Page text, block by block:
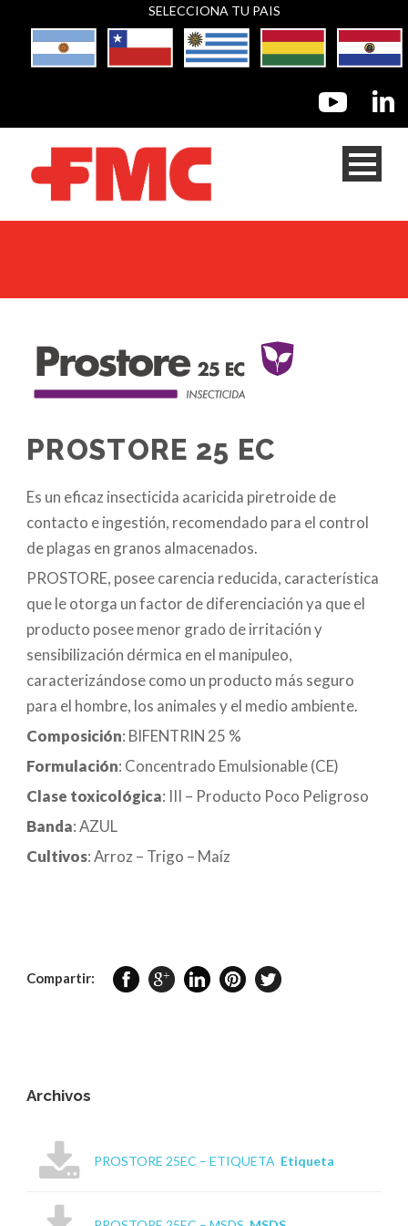
SELECCIONA TU PAIS
PROSTORE 25 EC
Es un eficaz insecticida acaricida piretroide de
contacto e ingestión, recomendado para el control
de plagas en granos almacenados.
PROSTORE, posee carencia reducida, característica
que le otorga un factor de diferenciación ya que el
producto posee menor grado de irritación y
sensibilización dérmica en el manipuleo,
caracterizándose como un producto más seguro
para el hombre, los animales y el medio ambiente.
Composición: BIFENTRIN 25 %
Formulación: Concentrado Emulsionable (CE)
Clase toxicológica: III – Producto Poco Peligroso
Banda: AZUL
Cultivos: Arroz – Trigo – Maíz
Compartir:
Archivos
PROSTORE 25EC – ETIQUETA Etiqueta